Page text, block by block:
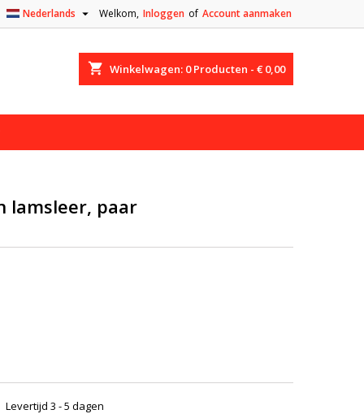
Welkom, Inloggen of Account aanmaken
Nederlands 
shopping_cart Winkelwagen: 0Producten - € 0,00
lamsleer, paar
Levertijd 3 - 5 dagen